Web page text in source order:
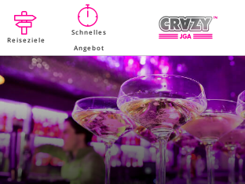
Reiseziele
Schnelles
Angebot